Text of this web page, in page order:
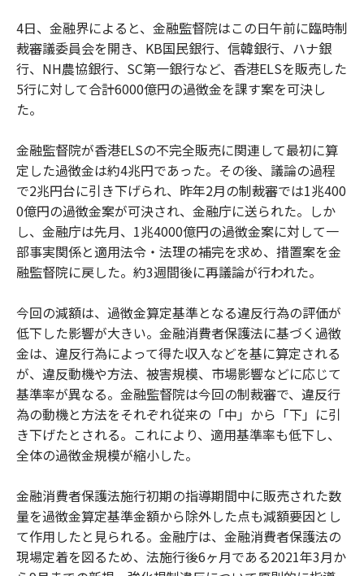
4日、金融界によると、金融監督院はこの日午前に臨時制
裁審議委員会を開き、KB国民銀行、信韓銀行、ハナ銀
行、NH農協銀行、SC第一銀行など、香港ELSを販売した
5行に対して合計6000億円の過徴金を課す案を可決し
た。
金融監督院が香港ELSの不完全販売に関連して最初に算
定した過徴金は約4兆円であった。その後、議論の過程
で2兆円台に引き下げられ、昨年2月の制裁審では1兆400
0億円の過徴金案が可決され、金融庁に送られた。しか
し、金融庁は先月、1兆4000億円の過徴金案に対して一
部事実関係と適用法令・法理の補完を求め、措置案を金
融監督院に戻した。約3週間後に再議論が行われた。
今回の減額は、過徴金算定基準となる違反行為の評価が
低下した影響が大きい。金融消費者保護法に基づく過徴
金は、違反行為によって得た収入などを基に算定される
が、違反動機や方法、被害規模、市場影響などに応じて
基準率が異なる。金融監督院は今回の制裁審で、違反行
為の動機と方法をそれぞれ従来の「中」から「下」に引
き下げたとされる。これにより、適用基準率も低下し、
全体の過徴金規模が縮小した。
金融消費者保護法施行初期の指導期間中に販売された数
量を過徴金算定基準金額から除外した点も減額要因とし
て作用したと見られる。金融庁は、金融消費者保護法の
現場定着を図るため、法施行後6ヶ月である2021年3月か